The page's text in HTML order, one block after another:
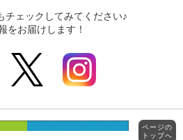
ページの
トップへ